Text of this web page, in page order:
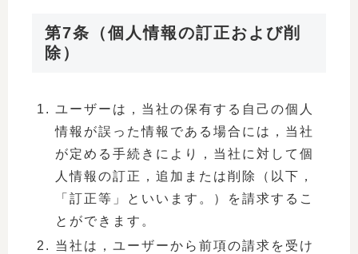
第7条（個人情報の訂正および削
除）
ユーザーは，当社の保有する自己の個人
情報が誤った情報である場合には，当社
が定める手続きにより，当社に対して個
人情報の訂正，追加または削除（以下，
「訂正等」といいます。）を請求するこ
とができます。
当社は，ユーザーから前項の請求を受け